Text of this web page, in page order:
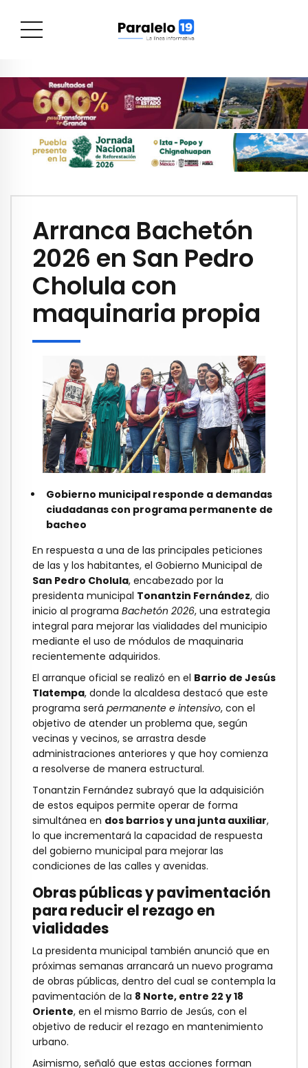
Arranca Bachetón
2026 en San Pedro
Cholula con
maquinaria propia
Gobierno municipal responde a demandas
ciudadanas con programa permanente de
bacheo
En respuesta a una de las principales peticiones
de las y los habitantes, el Gobierno Municipal de
San Pedro Cholula, encabezado por la
presidenta municipal Tonantzin Fernández, dio
inicio al programa Bachetón 2026, una estrategia
integral para mejorar las vialidades del municipio
mediante el uso de módulos de maquinaria
recientemente adquiridos.
El arranque oficial se realizó en el Barrio de Jesús
Tlatempa, donde la alcaldesa destacó que este
programa será permanente e intensivo, con el
objetivo de atender un problema que, según
vecinas y vecinos, se arrastra desde
administraciones anteriores y que hoy comienza
a resolverse de manera estructural.
Tonantzin Fernández subrayó que la adquisición
de estos equipos permite operar de forma
simultánea en dos barrios y una junta auxiliar,
lo que incrementará la capacidad de respuesta
del gobierno municipal para mejorar las
condiciones de las calles y avenidas.
Obras públicas y pavimentación
para reducir el rezago en
vialidades
La presidenta municipal también anunció que en
próximas semanas arrancará un nuevo programa
de obras públicas, dentro del cual se contempla la
pavimentación de la 8 Norte, entre 22 y 18
Oriente, en el mismo Barrio de Jesús, con el
objetivo de reducir el rezago en mantenimiento
urbano.
Asimismo, señaló que estas acciones forman